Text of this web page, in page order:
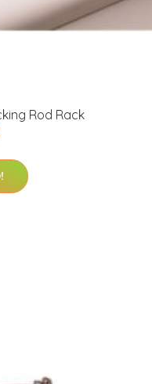
Rod Rack